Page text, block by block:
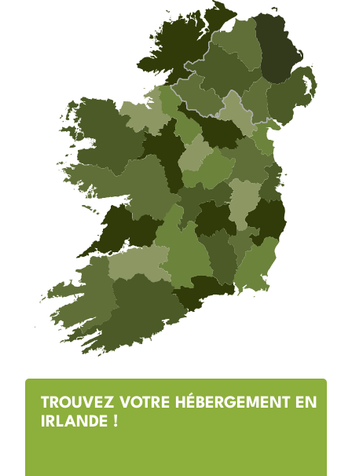
TROUVEZ VOTRE HÉBERGEMENT EN
IRLANDE !